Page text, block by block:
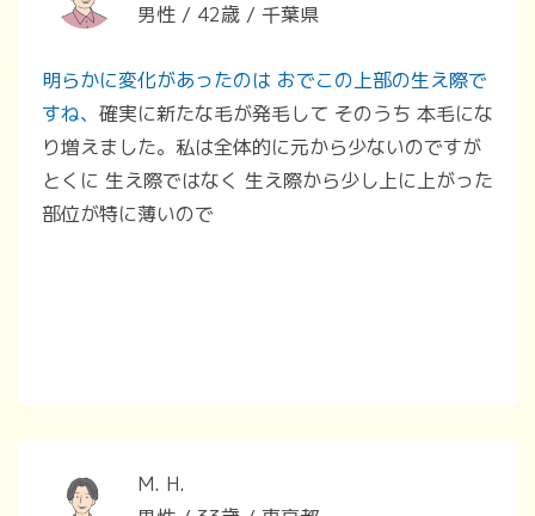
男性 / 42歳 / 千葉県
明らかに変化があったのは おでこの上部の生え際で
すね、 確実に新たな毛が発毛して そのうち 本毛にな
り増えました。私は全体的に元から少ないのですが
とくに 生え際ではなく 生え際から少し上に上がった
部位が特に薄いので
M. H.